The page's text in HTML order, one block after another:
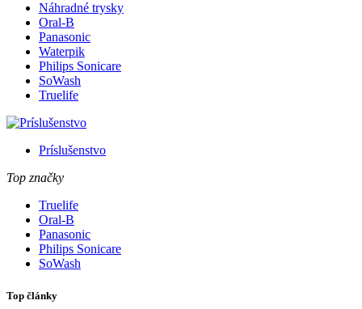
Náhradné trysky
Oral-B
Panasonic
Waterpik
Philips Sonicare
SoWash
Truelife
Príslušenstvo
Top značky
Truelife
Oral-B
Panasonic
Philips Sonicare
SoWash
Top články